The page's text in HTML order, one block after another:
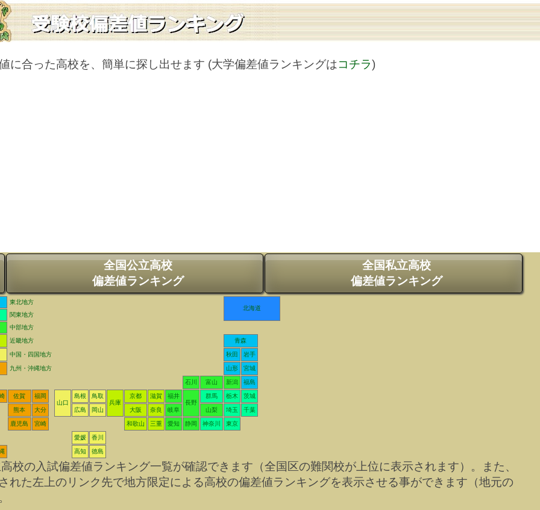
に合った高校を、簡単に探し出せます (大学偏差値ランキングはコチラ)
全国公立高校
偏差値ランキング
全国私立高校
偏差値ランキング
東北地方
北海道
関東地方
中部地方
近畿地方
青森
中国・四国地方 秋田 岩手
九州・沖縄地方 山形 宮城
石川 富山 新潟 福島
佐賀
福岡
山口
島根
鳥取
兵庫
京都 滋賀
福井
長野
群馬 栃木 茨城
熊本 大分 広島 岡山 大阪 奈良 岐阜 山梨 埼玉 千葉
鹿児島 宮崎 和歌山 三重 愛知 静岡 神奈川 東京
愛媛 香川
高知 徳島
の入試偏差値ランキング一覧が確認できます（全国区の難関校が上位に表示されます）。また、
れた左上のリンク先で地方限定による高校の偏差値ランキングを表示させる事ができます（地元の